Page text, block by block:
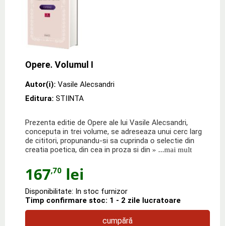
Opere. Volumul I
Autor(i): Vasile Alecsandri
Editura: STIINTA
Prezenta editie de Opere ale lui Vasile Alecsandri,
conceputa in trei volume, se adreseaza unui cerc larg
de cititori, propunandu-si sa cuprinda o selectie din
creatia poetica, din cea in proza si din » ...mai mult
167,70 lei
Disponibilitate: In stoc furnizor
Timp confirmare stoc: 1 - 2 zile lucratoare
cumpără